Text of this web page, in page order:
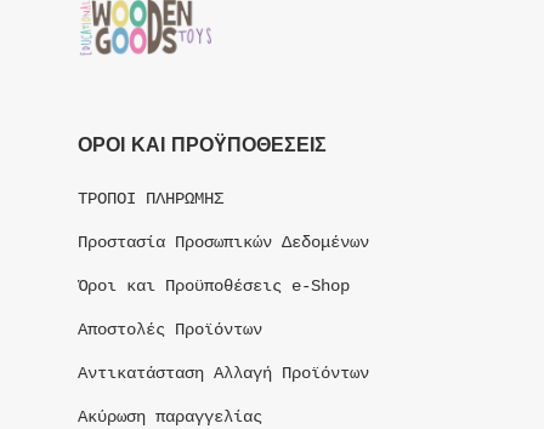
ΟΡΟΙ ΚΑΙ ΠΡΟΫΠΟΘΕΣΕΙΣ
ΤΡΟΠΟΙ ΠΛΗΡΩΜΗΣ
Προστασία Προσωπικών Δεδομένων
Όροι και Προϋποθέσεις e-Shop
Αποστολές Προϊόντων
Αντικατάσταση Αλλαγή Προϊόντων
Ακύρωση παραγγελίας